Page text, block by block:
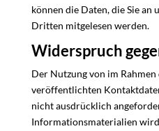
können die Daten, die Sie
Dritten mitgelesen werden.
Widerspruch
Der Nutzung von im
veröffentlichten
nicht ausdrücklich
Informationsmaterialien